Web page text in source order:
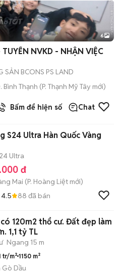
+2
6
NVKD - NHẬN VIỆC
SẢN BCONS PS LAND
Bình Thạnh (P. Thạnh Mỹ Tây mới)
đã bán
Bấm để hiện số Chat
S24 Ultra Hàn Quốc Vàng
Ultra
đ
Mai (P. Hoàng Liệt mới)
4.5 88 đã bán
có 120m2 thổ cư. Đất đẹp làm
1,1 tỷ TL
Ngang 15 m
tr/m²1150 m²
Gò Dầu